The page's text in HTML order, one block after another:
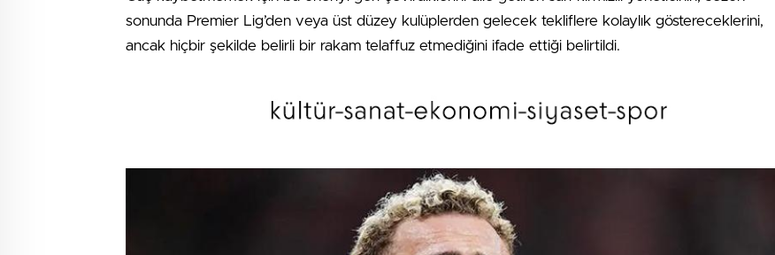
sonunda Premier Lig’den veya üst düzey kulüplerden gelecek tekliflere kolaylık göstereceklerini,
ancak hiçbir şekilde belirli bir rakam telaffuz etmediğini ifade ettiği belirtildi.